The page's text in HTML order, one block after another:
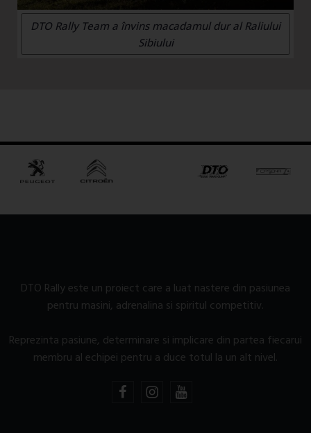
DTO Rally Team a învins macadamul dur al Raliului
Sibiului
DTO Rally este un proiect care a luat nastere din pasiunea
pentru masini, adrenalina si spiritul competitiv.
Reprezinta pasiune, determinare si implicare din partea fiecarui
membru al echipei pentru a duce totul la un alt nivel.